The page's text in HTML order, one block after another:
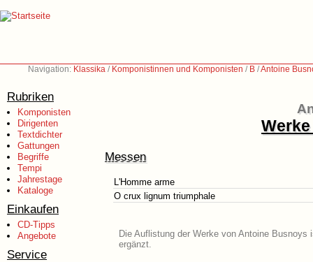
Navigation: Klassika / Komponistinnen und Komponisten / B /Antoine
Rubriken
Komponisten
Dirigenten
Textdichter
Gattungen
Begriffe
Tempi
Jahrestage
Kataloge
Einkaufen
CD-Tipps
Angebote
Service
Messen
L'Homme arme
O crux lignum triumphale
Die Auflistung der Werke von Antoine
ergänzt.